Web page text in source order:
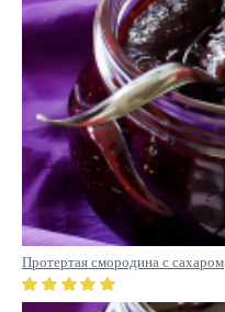
Протертая смородина с сахаром